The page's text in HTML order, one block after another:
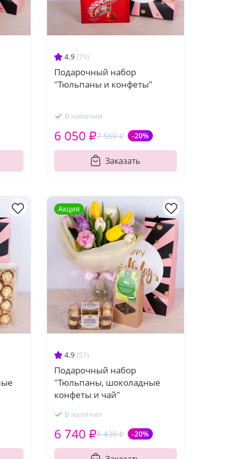
4.9 (79)
Подарочный набор
"Тюльпаны и конфеты"
В наличии
7 560 ₽ -20%
6 050 ₽
Заказать
4.9 (51)
Подарочный набор
"Тюльпаны, шоколадные
конфеты и чай"
В наличии
8 430 ₽ -20%
6 740 ₽
Акция